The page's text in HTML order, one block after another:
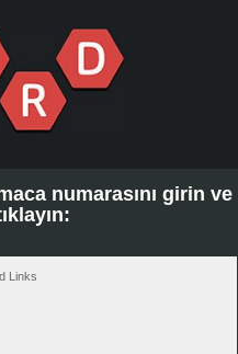
numarasını girin ve
Links